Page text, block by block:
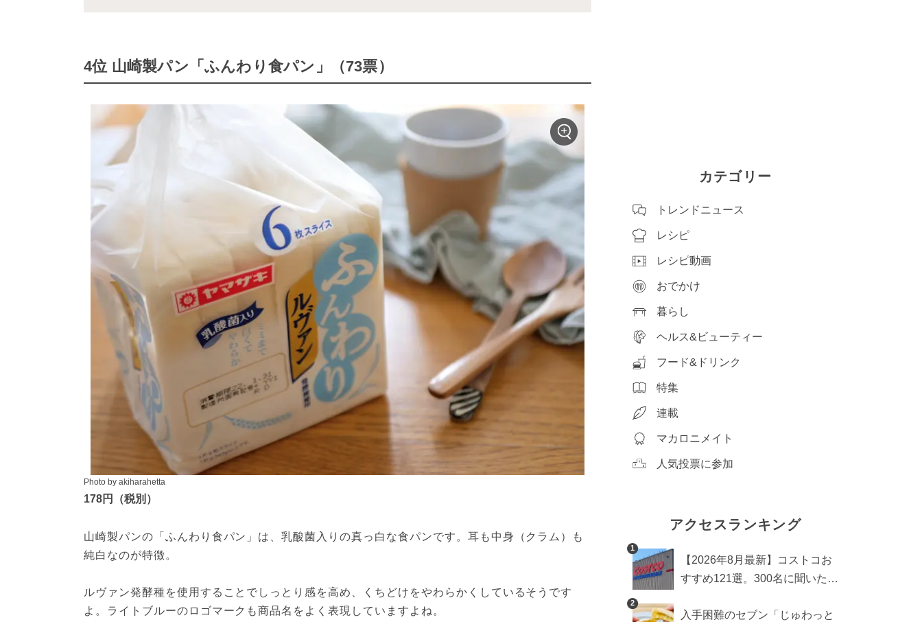
4位 山崎製パン「ふんわり食パン」（73票）
Photo by akiharahetta
178円（税別）
山崎製パンの「ふんわり食パン」は、乳酸菌入りの真っ白な食パンです。耳も中身（クラム）も
純白なのが特徴。
ルヴァン発酵種を使用することでしっとり感を高め、くちどけをやわらかくしているそうです
よ。ライトブルーのロゴマークも商品名をよく表現していますよね。
カテゴリー
トレンドニュース
レシピ
レシピ動画
おでかけ
暮らし
ヘルス&ビューティー
フード&ドリンク
特集
連載
マカロニメイト
人気投票に参加
アクセスランキング
1
【2026年8月最新】コストコお
すすめ121選。300名に聞いた買
め商品も
2
入手困難のセブン「じゅわっと